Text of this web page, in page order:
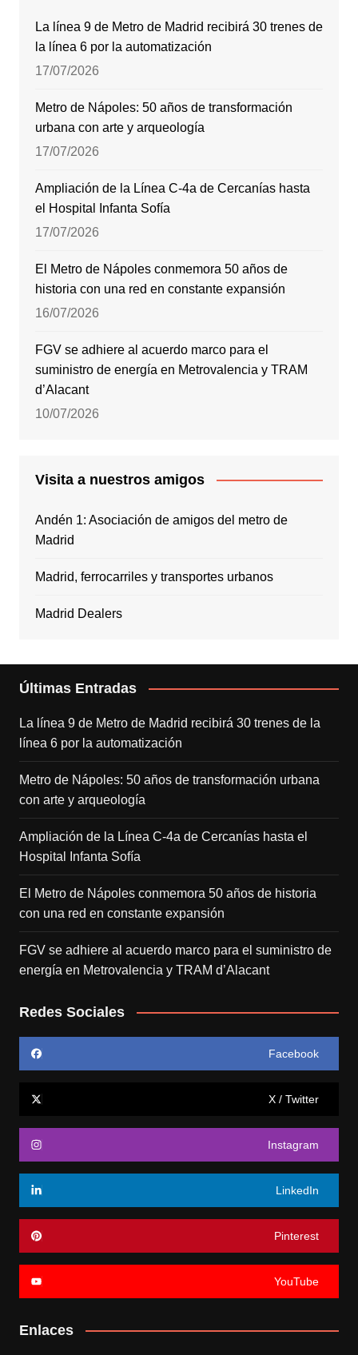
La línea 9 de Metro de Madrid recibirá 30 trenes de
la línea 6 por la automatización
17/07/2026
Metro de Nápoles: 50 años de transformación
urbana con arte y arqueología
17/07/2026
Ampliación de la Línea C-4a de Cercanías hasta
el Hospital Infanta Sofía
17/07/2026
El Metro de Nápoles conmemora 50 años de
historia con una red en constante expansión
16/07/2026
FGV se adhiere al acuerdo marco para el
suministro de energía en Metrovalencia y TRAM
d’Alacant
10/07/2026
Visita a nuestros amigos
Andén 1: Asociación de amigos del metro de
Madrid
Madrid, ferrocarriles y transportes urbanos
Madrid Dealers
Últimas Entradas
La línea 9 de Metro de Madrid recibirá 30 trenes de la
línea 6 por la automatización
Metro de Nápoles: 50 años de transformación urbana
con arte y arqueología
Ampliación de la Línea C-4a de Cercanías hasta el
Hospital Infanta Sofía
El Metro de Nápoles conmemora 50 años de historia
con una red en constante expansión
FGV se adhiere al acuerdo marco para el suministro de
energía en Metrovalencia y TRAM d’Alacant
Redes Sociales
Facebook
X / Twitter
Instagram
LinkedIn
Pinterest
YouTube
Enlaces